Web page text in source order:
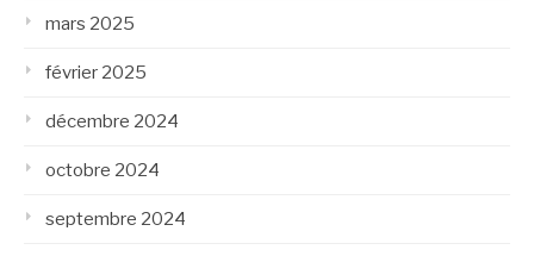
mars 2025
février 2025
décembre 2024
octobre 2024
septembre 2024